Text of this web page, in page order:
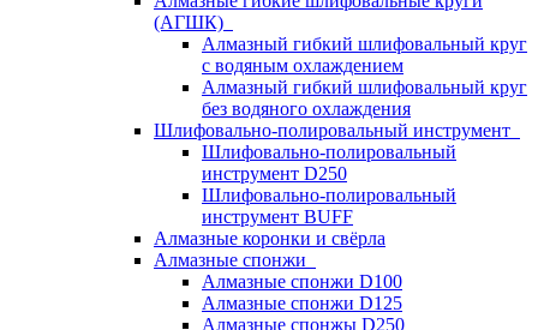
(АГШК)
Алмазный гибкий шлифовальный круг
с водяным охлаждением
Алмазный гибкий шлифовальный круг
без водяного охлаждения
Шлифовально-полировальный инструмент
Шлифовально-полировальный
инструмент D250
Шлифовально-полировальный
инструмент BUFF
Алмазные коронки и свёрла
Алмазные спонжи
Алмазные спонжи D100
Алмазные спонжи D125
Алмазные спонжы D250